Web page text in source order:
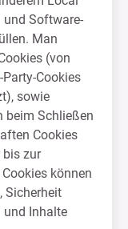
und Software-
Man
(von
Cookies
sowie
beim Schließen
Cookies
bis zur
können
Sicherheit
und Inhalte